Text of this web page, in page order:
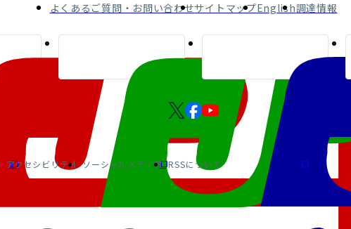
よくあるご質問・お問い合わせサイトマップEnglish調達情報
アクセシビリティ ソーシャルメディア RSSについて